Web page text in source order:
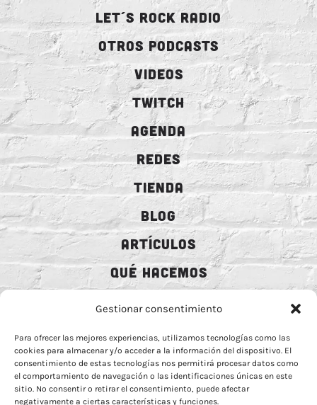
Gestionar consentimiento
Para ofrecer las mejores experiencias, utilizamos tecnologías como las
cookies para almacenar y/o acceder a la información del dispositivo. El
consentimiento de estas tecnologías nos permitirá procesar datos como
el comportamiento de navegación o las identificaciones únicas en este
sitio. No consentir o retirar el consentimiento, puede afectar
negativamente a ciertas características y funciones.
LET´S ROCK RADIO
OTROS PODCASTS
VIDEOS
TWITCH
AGENDA
REDES
TIENDA
BLOG
ARTÍCULOS
QUÉ HACEMOS
MECENAZGO
CONTACTO
BIO